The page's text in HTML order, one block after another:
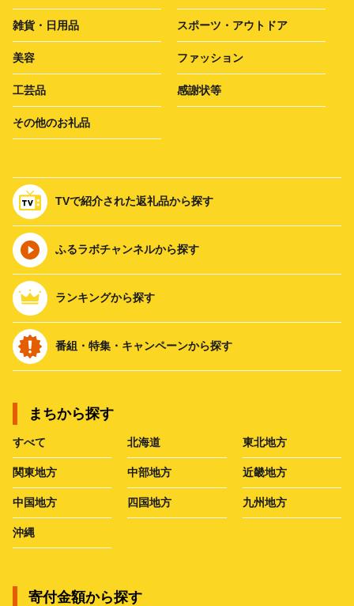
雑貨・日用品 スポーツ・アウトドア
美容 ファッション
工芸品 感謝状等
その他のお礼品
TVで紹介された返礼品から探す
ふるラボチャンネルから探す
ランキングから探す
番組・特集・キャンペーンから探す
まちから探す
すべて 北海道 東北地方
関東地方 中部地方 近畿地方
中国地方 四国地方 九州地方
沖縄
寄付金額から探す